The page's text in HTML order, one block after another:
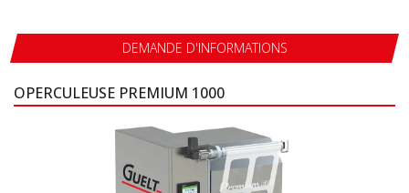
DEMANDE D'INFORMATIONS
OPERCULEUSE PREMIUM 1000